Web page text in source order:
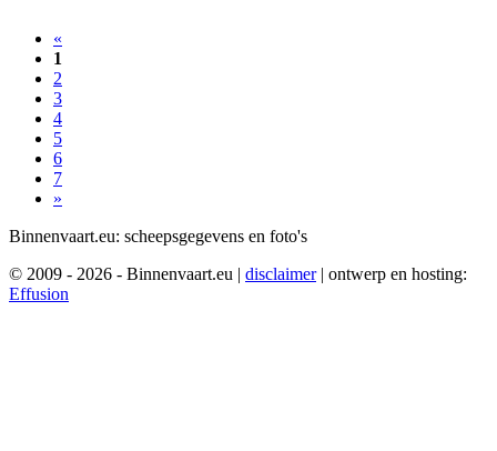
«
1
2
3
4
5
6
7
»
Binnenvaart.eu: scheepsgegevens en foto's
© 2009 - 2026 - Binnenvaart.eu | disclaimer | ontwerp en hosting:
Effusion